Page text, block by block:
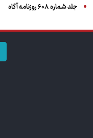
جلد شماره ۶۰۸ روزنامه آگاه